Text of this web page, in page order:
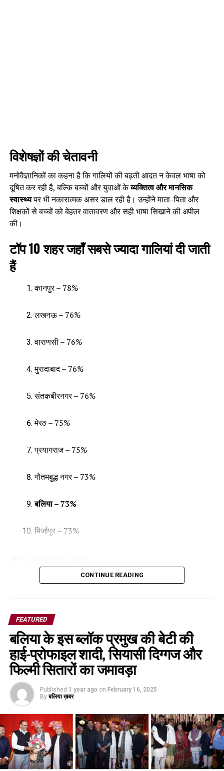
विशेषज्ञों की चेतावनी
मनोवैज्ञानिकों का कहना है कि गालियों की बढ़ती आदत न केवल भाषा को
दूषित कर रही है, बल्कि बच्चों और युवाओं केव्यक्तित्व और मानसिक
स्वास्थ्यपर भी नकारात्मक असर डाल रही है। उन्होंने माता-पिता और
शिक्षकों से बच्चों को बेहतर वातावरण और सही भाषा सिखाने की अपील
की।
टॉप 10 शहर जहाँ सबसे ज्यादा गालियां दी जाती
हैं
कानपुर – 78%
लखनऊ – 76%
वाराणसी – 76%
मुरादाबाद – 76%
संतकबीरनगर – 76%
मेरठ – 75%
प्रयागराज – 75%
गौतमबुद्ध नगर – 73%
बलिया – 73%
मिर्जापुर – 73%
Facebook
Twitter
WhatsApp
Share
CONTINUE READING
FEATURED
बलिया के इस ब्लॉक प्रमुख की बेटी की
हाई-प्रोफाइल शादी, सियासी दिग्गज और
फिल्मी सितारों का जमावड़ा
Published 1 year ago on February 16, 2025
By बलिया ख़बर